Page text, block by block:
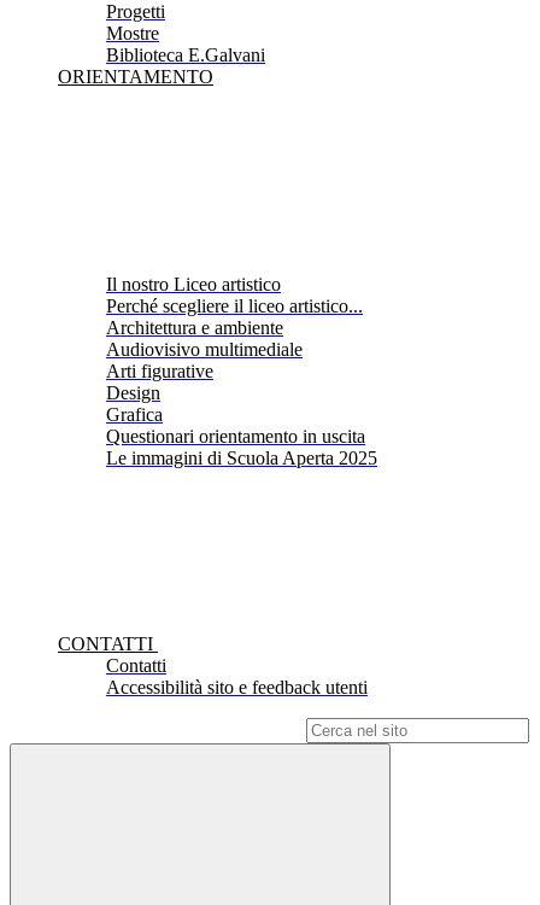
Progetti
Mostre
Biblioteca E.Galvani
ORIENTAMENTO
Il nostro Liceo artistico
Perché scegliere il liceo artistico...
Architettura e ambiente
Audiovisivo multimediale
Arti figurative
Design
Grafica
Questionari orientamento in uscita
Le immagini di Scuola Aperta 2025
CONTATTI
Contatti
Accessibilità sito e feedback utenti